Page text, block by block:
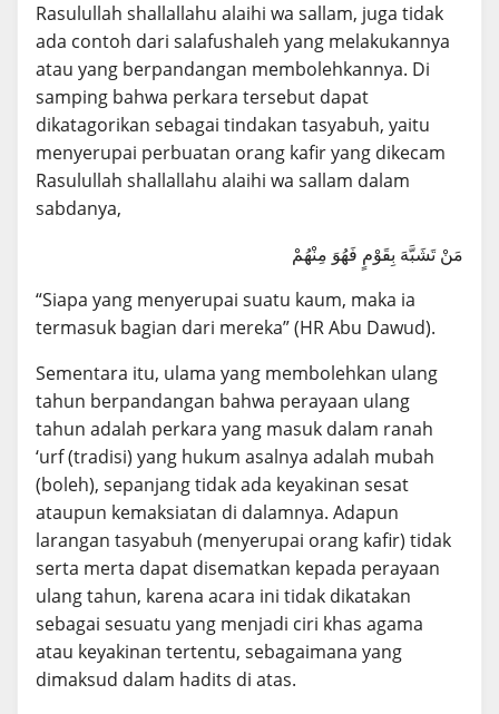
Rasulullah shallallahu alaihi wa sallam, juga tidak
ada contoh dari salafushaleh yang melakukannya
atau yang berpandangan membolehkannya. Di
samping bahwa perkara tersebut dapat
dikatagorikan sebagai tindakan tasyabuh, yaitu
menyerupai perbuatan orang kafir yang dikecam
Rasulullah shallallahu alaihi wa sallam dalam
sabdanya,
مَنْ تَشَبَّهَ بِقَوْمٍ فَهُوَ مِنْهُمْ
“Siapa yang menyerupai suatu kaum, maka ia
termasuk bagian dari mereka” (HR Abu Dawud).
Sementara itu, ulama yang membolehkan ulang
tahun berpandangan bahwa perayaan ulang
tahun adalah perkara yang masuk dalam ranah
‘urf (tradisi) yang hukum asalnya adalah mubah
(boleh), sepanjang tidak ada keyakinan sesat
ataupun kemaksiatan di dalamnya. Adapun
larangan tasyabuh (menyerupai orang kafir) tidak
serta merta dapat disematkan kepada perayaan
ulang tahun, karena acara ini tidak dikatakan
sebagai sesuatu yang menjadi ciri khas agama
atau keyakinan tertentu, sebagaimana yang
dimaksud dalam hadits di atas.